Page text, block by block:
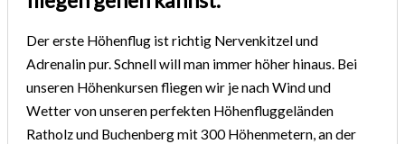
Der erste Höhenflug ist richtig Nervenkitzel und
Adrenalin pur. Schnell will man immer höher hinaus. Bei
unseren Höhenkursen fliegen wir je nach Wind und
Wetter von unseren perfekten Höhenfluggeländen
Ratholz und Buchenberg mit 300 Höhenmetern, an der